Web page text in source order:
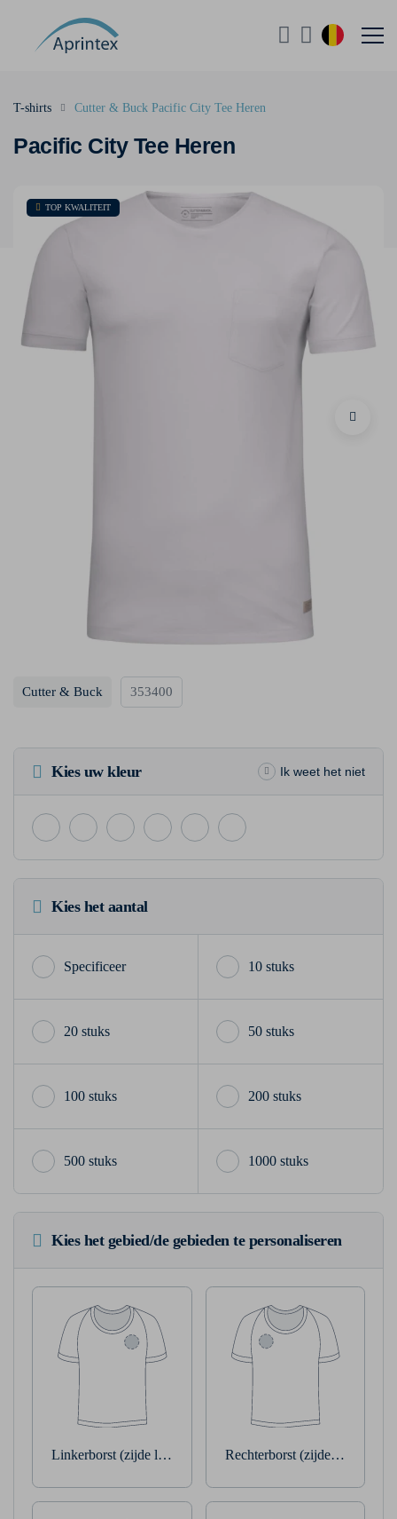
Pacific City Tee Heren
T-shirts Cutter & Buck Pacific City Tee Heren
TOP KWALITEIT
Cutter & Buck 353400
Kies uw kleur Ik weet het niet
Kies het aantal
10 stuks
20 stuks 50 stuks
100 stuks 200 stuks
500 stuks 1000 stuks
Kies het gebied/de gebieden te personaliseren
Linkerborst (zijde linkerarm) Rechterborst (zijde